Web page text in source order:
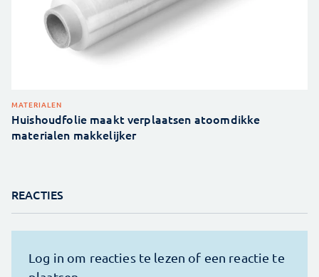
MATERIALEN
Huishoudfolie maakt verplaatsen atoomdikke
materialen makkelijker
REACTIES